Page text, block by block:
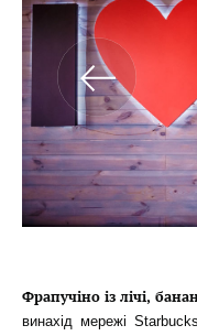
Фрапучіно із лічі,
винахід мережі